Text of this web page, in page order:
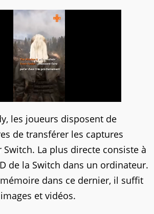
les joueurs disposent de
de transférer les captures
La plus directe consiste à
de la Switch dans un ordinateur.
dans ce dernier, il suffit
et vidéos.